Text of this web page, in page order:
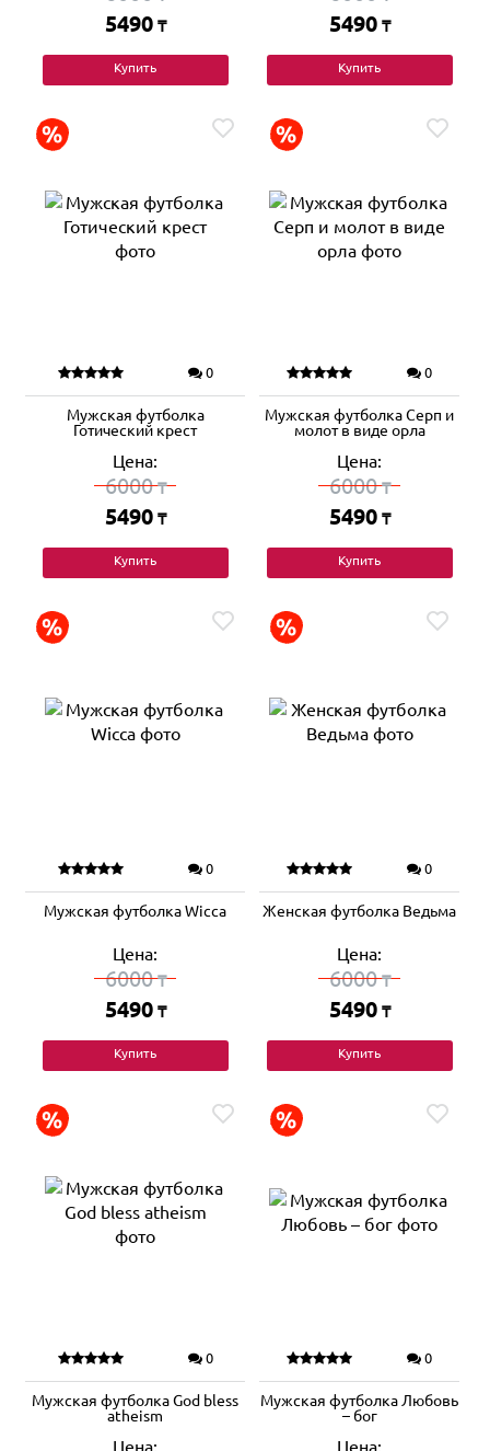
5490 ₸
Купить
5490 ₸
Купить
0
Мужская футболка
Готический крест
Цена:
6000₸
5490 ₸
Купить
0
Мужская футболка Серп и
молот в виде орла
Цена:
6000₸
5490 ₸
Купить
0
Мужская футболка Wicca
Цена:
6000₸
5490 ₸
Купить
0
Женская футболка Ведьма
Цена:
6000₸
5490 ₸
Купить
0
Мужская футболка God bless
atheism
Цена:
0
Мужская футболка Любовь
– бог
Цена: